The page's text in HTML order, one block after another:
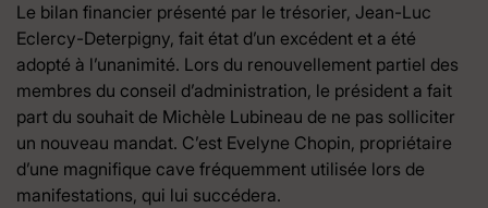
Le bilan financier présenté par le trésorier, Jean-Luc
Eclercy-Deterpigny, fait état d’un excédent et a été
adopté à l’unanimité. Lors du renouvellement partiel des
membres du conseil d’administration, le président a fait
part du souhait de Michèle Lubineau de ne pas solliciter
un nouveau mandat. C’est Evelyne Chopin, propriétaire
d’une magnifique cave fréquemment utilisée lors de
manifestations, qui lui succédera.